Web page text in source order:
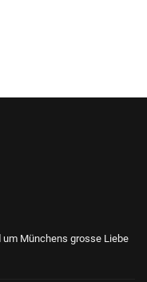
Münchens grosse Liebe